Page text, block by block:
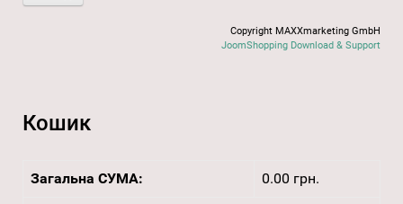
Copyright MAXXmarketing GmbH
JoomShopping Download & Support
Кошик
Загальна СУМА: 0.00 грн.